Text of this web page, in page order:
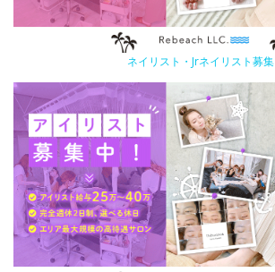
ネイリスト・Jrネイリスト募集